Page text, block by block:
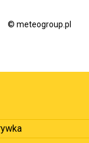
© meteogroup.pl